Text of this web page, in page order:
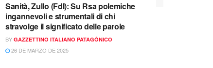
Sanità, Zullo (FdI): Su Rsa polemiche
ingannevoli e strumentali di chi
stravolge il significato delle parole
BY GAZZETTINO ITALIANO PATAGÓNICO
26 DE MARZO DE 2025